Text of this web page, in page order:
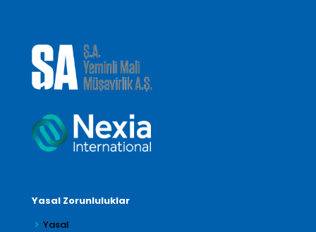
Yasal Zorunluluklar
Yasal